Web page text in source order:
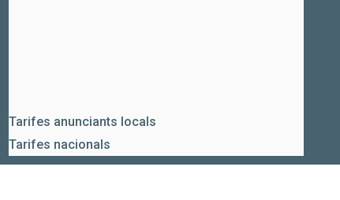
Tarifes anunciants locals
Tarifes nacionals